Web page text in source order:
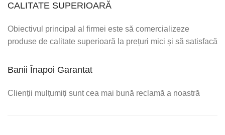
CALITATE SUPERIOARĂ
Obiectivul principal al firmei este să comercializeze
produse de calitate superioară la prețuri mici și să satisfacă
Banii Înapoi Garantat
Clienții mulțumiți sunt cea mai bună reclamă a noastră